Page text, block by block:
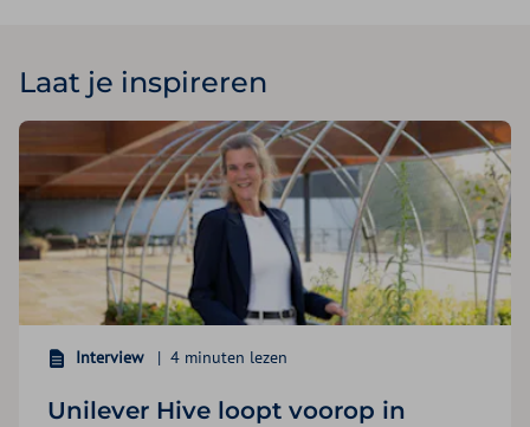
Laat je inspireren
Interview 4 minuten lezen
Unilever Hive loopt voorop in